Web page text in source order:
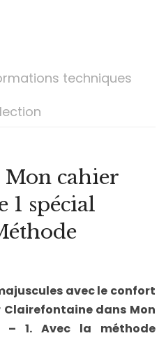
techniques
Mon cahier
1 spécial
avec le confort
dans Mon
– 1. Avec la méthode